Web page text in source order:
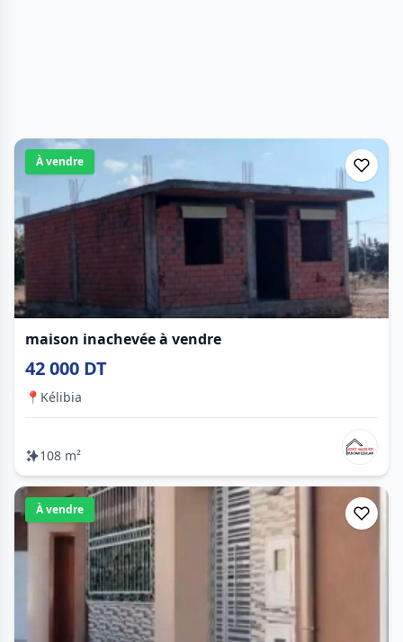
À vendre
maison inachevée à vendre
42 000 DT
📍 Kélibia
108 m²
À vendre